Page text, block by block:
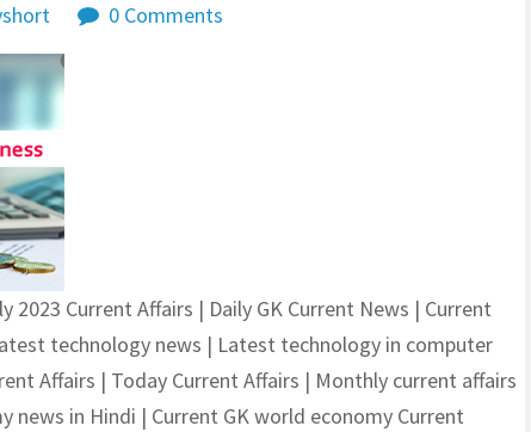
0 Comments
2023 Current Affairs | Daily GK Current News | Current
technology news | Latest technology in computer
Affairs | Today Current Affairs | Monthly current affairs
news in Hindi | Current GK world economy Current